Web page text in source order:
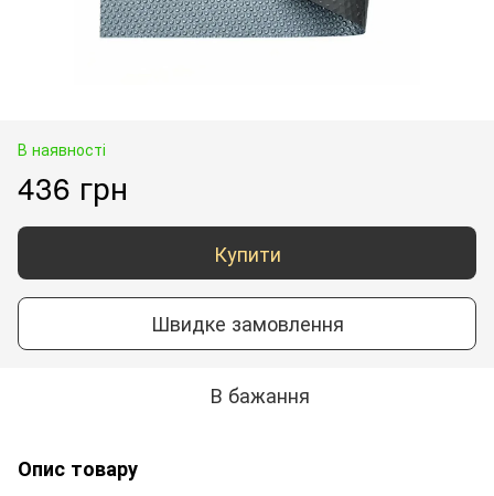
В наявності
436 грн
Купити
Швидке замовлення
В бажання
Опис товару